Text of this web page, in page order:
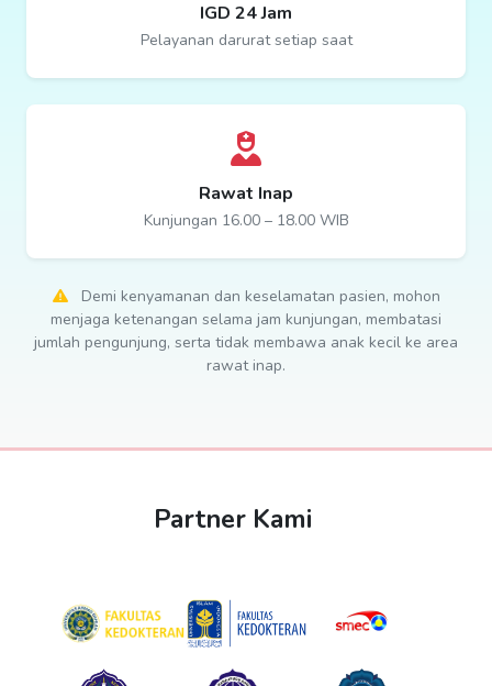
IGD 24 Jam
Pelayanan darurat setiap saat
Rawat Inap
Kunjungan 16.00 – 18.00 WIB
Demi kenyamanan dan keselamatan pasien, mohon
menjaga ketenangan selama jam kunjungan, membatasi
jumlah pengunjung, serta tidak membawa anak kecil ke area
rawat inap.
Partner Kami